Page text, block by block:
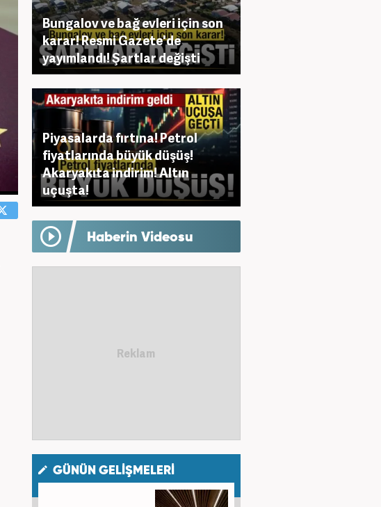
Bungalov ve bağ evleri için son
karar! Resmi Gazete'de
yayımlandı! Şartlar değişti
Piyasalarda fırtına! Petrol
fiyatlarında büyük düşüş!
Akaryakıta indirim! Altın
uçuşta!
Haberin Videosu
GÜNÜN GELİŞMELERİ